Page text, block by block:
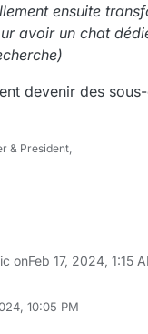
ensuite
avoir un chat
devenir des
& President,
onFeb 17, 2024, 1:15
10:05 PM